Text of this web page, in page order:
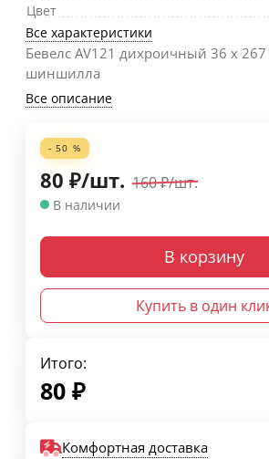
Цвет
Все характеристики
Бевелс AV121 дихроичный 36 х
шиншилла
Все описание
- 50 %
80 ₽/шт. 160₽/шт.
В наличии
В корзину
Купить в один
Итого:
80 ₽
Комфортная доставка